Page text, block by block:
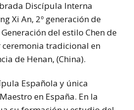
Discípula Interna
Xi An, 2º generación de
Generación del estilo Chen de
ceremonia tradicional en
de Henan, (China).
Española y única
en España. En la